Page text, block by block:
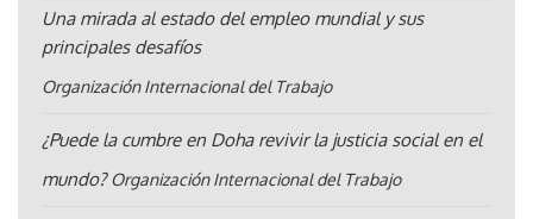
Una mirada al estado del empleo mundial y sus
principales desafíos
Organización Internacional del Trabajo
¿Puede la cumbre en Doha revivir la justicia social en el
mundo? Organización Internacional del Trabajo